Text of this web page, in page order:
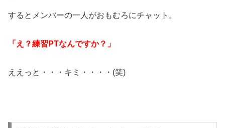
するとメンバーの一人がおもむろにチャット。
「え？練習PTなんですか？」
ええっと・・・キミ・・・・(笑)